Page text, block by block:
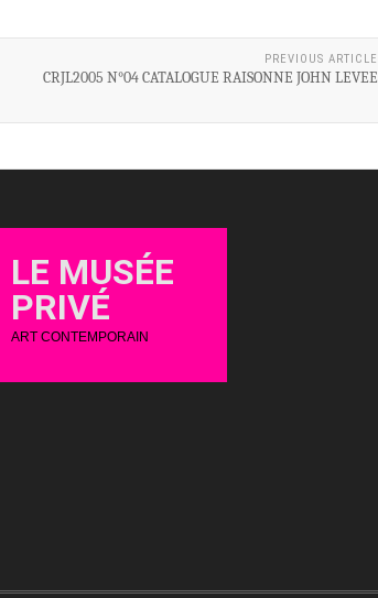
PREVIOUS ARTICLE
CRJL2005 N°04 CATALOGUE RAISONNE JOHN LEVEE
LE MUSÉE
PRIVÉ
ART CONTEMPORAIN